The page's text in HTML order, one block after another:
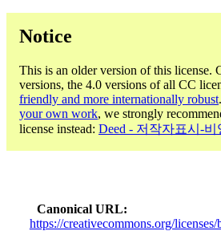
Notice
This is an older version of this license.
versions, the 4.0 versions of all CC
friendly and more internationally robust
your own work, we strongly
license instead: Deed - 저작자표시-비
Canonical URL
https://creativecommons.org/